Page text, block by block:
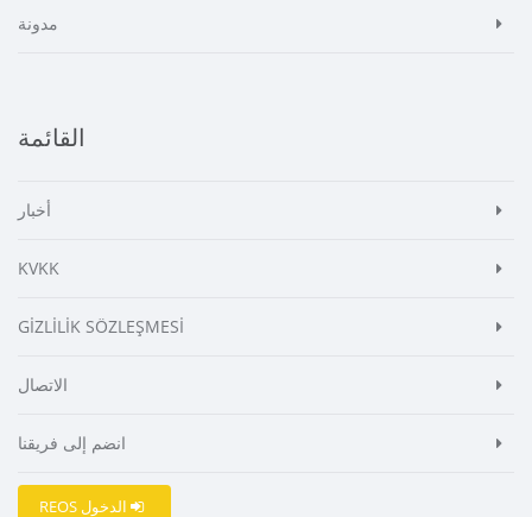
مدونة
القائمة
أخبار
KVKK
GİZLİLİK SÖZLEŞMESİ
الاتصال
انضم إلى فريقنا